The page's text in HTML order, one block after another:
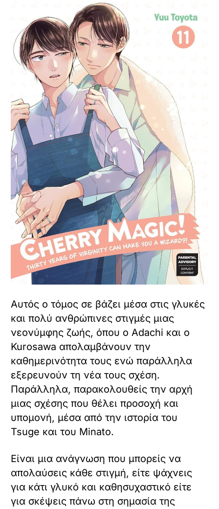
Αυτός ο τόμος σε βάζει μέσα στις γλυκές
και πολύ ανθρώπινες στιγμές μιας
νεονύμφης ζωής, όπου ο Adachi και ο
Kurosawa απολαμβάνουν την
καθημερινότητα τους ενώ παράλληλα
εξερευνούν τη νέα τους σχέση.
Παράλληλα, παρακολουθείς την αρχή
μιας σχέσης που θέλει προσοχή και
υπομονή, μέσα από την ιστορία του
Tsuge και του Minato.
Είναι μια ανάγνωση που μπορείς να
απολαύσεις κάθε στιγμή, είτε ψάχνεις
για κάτι γλυκό και καθησυχαστικό είτε
για σκέψεις πάνω στη σημασία της